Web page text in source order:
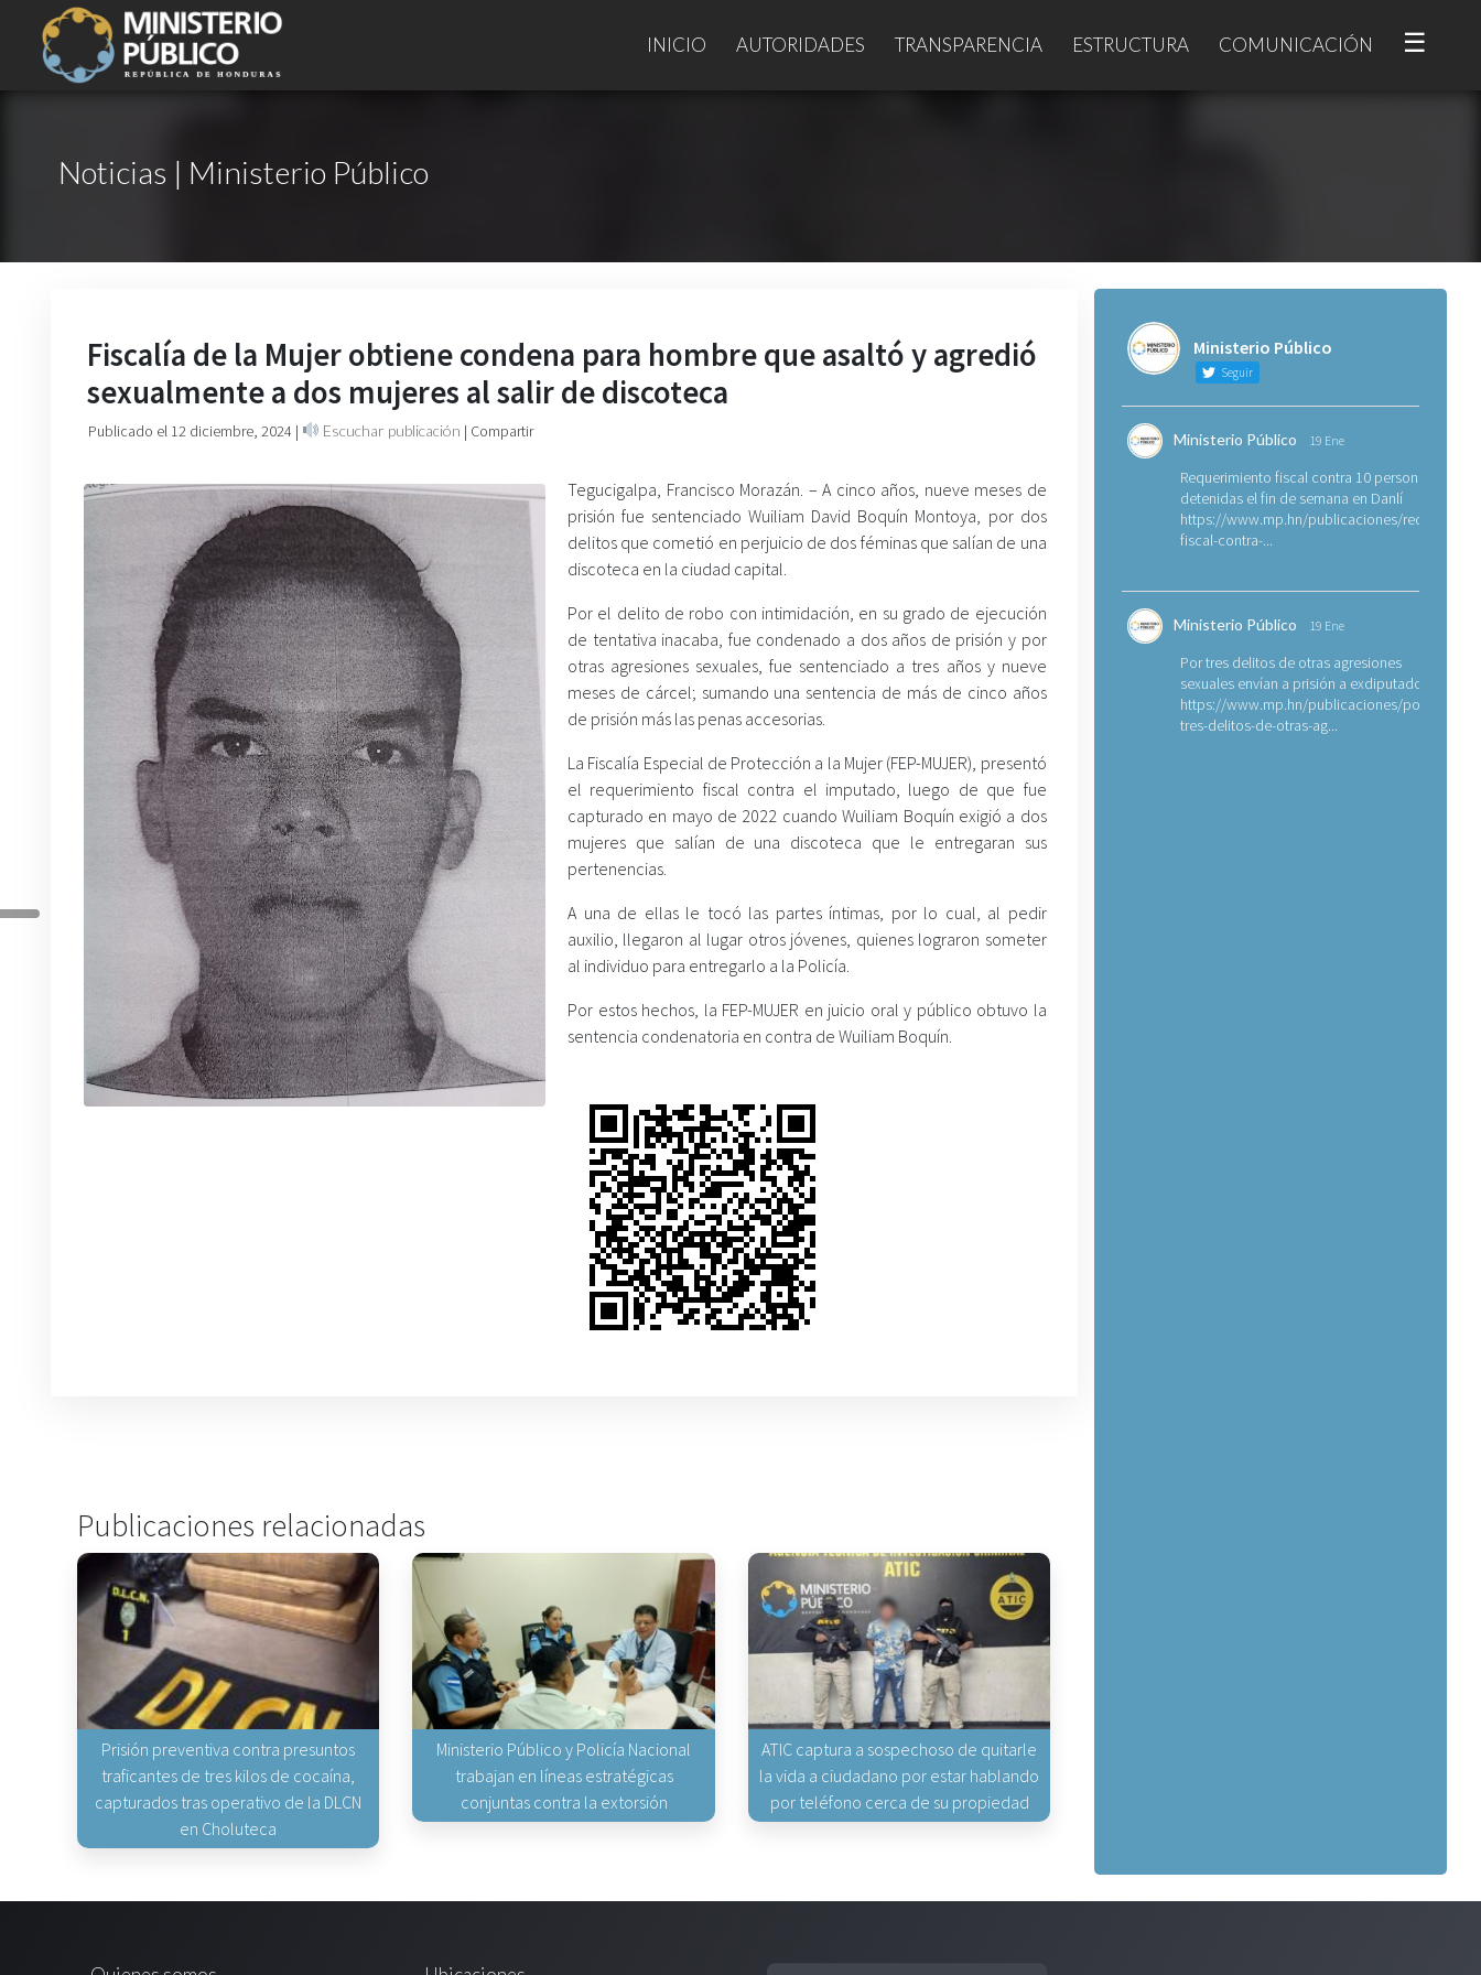
INICIO AUTORIDADES TRANSPARENCIA ESTRUCTURA COMUNICACIÓN ☰
Noticias | Ministerio Público
Fiscalía de la Mujer obtiene condena para hombre que asaltó y agredió
sexualmente a dos mujeres al salir de discoteca
Publicado el 12 diciembre, 2024 | Escuchar publicación | Compartir
Tegucigalpa, Francisco Morazán. – A cinco años, nueve meses de
prisión fue sentenciado Wuiliam David Boquín Montoya, por dos
delitos que cometió en perjuicio de dos féminas que salían de una
discoteca en la ciudad capital.
Por el delito de robo con intimidación, en su grado de ejecución
de tentativa inacaba, fue condenado a dos años de prisión y por
otras agresiones sexuales, fue sentenciado a tres años y nueve
meses de cárcel; sumando una sentencia de más de cinco años
de prisión más las penas accesorias.
La Fiscalía Especial de Protección a la Mujer (FEP-MUJER), presentó
el requerimiento fiscal contra el imputado, luego de que fue
capturado en mayo de 2022 cuando Wuiliam Boquín exigió a dos
mujeres que salían de una discoteca que le entregaran sus
pertenencias.
A una de ellas le tocó las partes íntimas, por lo cual, al pedir
auxilio, llegaron al lugar otros jóvenes, quienes lograron someter
al individuo para entregarlo a la Policía.
Por estos hechos, la FEP-MUJER en juicio oral y público obtuvo la
sentencia condenatoria en contra de Wuiliam Boquín.
Publicaciones relacionadas
Prisión preventiva contra presuntos
traficantes de tres kilos de cocaína,
capturados tras operativo de la DLCN
en Choluteca
Ministerio Público y Policía Nacional
trabajan en líneas estratégicas
conjuntas contra la extorsión
ATIC captura a sospechoso de quitarle
la vida a ciudadano por estar hablando
por teléfono cerca de su propiedad
Ministerio Público
Seguir
Ministerio Público 19 Ene
Requerimiento fiscal contra 10 personas
detenidas el fin de semana en Danlí
https://www.mp.hn/publicaciones/
fiscal-contra-...
Ministerio Público 19 Ene
Por tres delitos de otras agresiones
sexuales envían a prisión a exdiputado
https://www.mp.hn/publicaciones/por-
tres-delitos-de-otras-ag...